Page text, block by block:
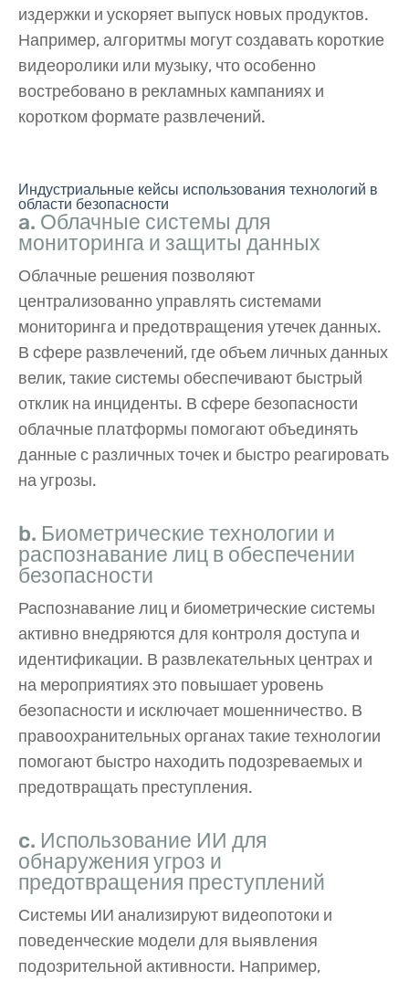
издержки и ускоряет выпуск новых продуктов.
Например, алгоритмы могут создавать короткие
видеоролики или музыку, что особенно
востребовано в рекламных кампаниях и
коротком формате развлечений.
Индустриальные кейсы использования технологий в
области безопасности
a. Облачные системы для
мониторинга и защиты данных
Облачные решения позволяют
централизованно управлять системами
мониторинга и предотвращения утечек данных.
В сфере развлечений, где объем личных данных
велик, такие системы обеспечивают быстрый
отклик на инциденты. В сфере безопасности
облачные платформы помогают объединять
данные с различных точек и быстро реагировать
на угрозы.
b. Биометрические технологии и
распознавание лиц в обеспечении
безопасности
Распознавание лиц и биометрические системы
активно внедряются для контроля доступа и
идентификации. В развлекательных центрах и
на мероприятиях это повышает уровень
безопасности и исключает мошенничество. В
правоохранительных органах такие технологии
помогают быстро находить подозреваемых и
предотвращать преступления.
c. Использование ИИ для
обнаружения угроз и
предотвращения преступлений
Системы ИИ анализируют видеопотоки и
поведенческие модели для выявления
подозрительной активности. Например,